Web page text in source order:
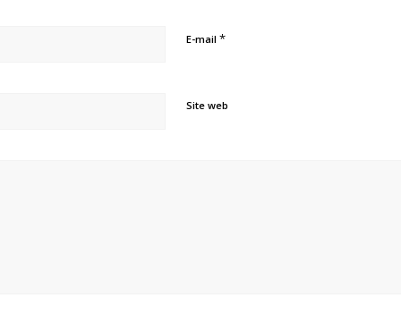
E-mail *
Site web